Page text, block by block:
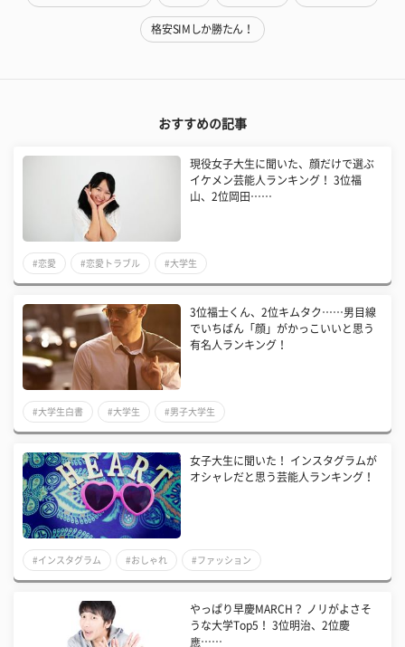
格安SIMしか勝たん！
おすすめの記事
現役女子大生に聞いた、顔だけで選ぶ
イケメン芸能人ランキング！ 3位福
山、2位岡田……
#恋愛 #恋愛トラブル #大学生
3位福士くん、2位キムタク……男目線
でいちばん「顔」がかっこいいと思う
有名人ランキング！
#大学生白書 #大学生 #男子大学生
女子大生に聞いた！ インスタグラムが
オシャレだと思う芸能人ランキング！
#インスタグラム #おしゃれ #ファッション
やっぱり早慶MARCH？ ノリがよさそ
うな大学Top5！ 3位明治、2位慶
應……